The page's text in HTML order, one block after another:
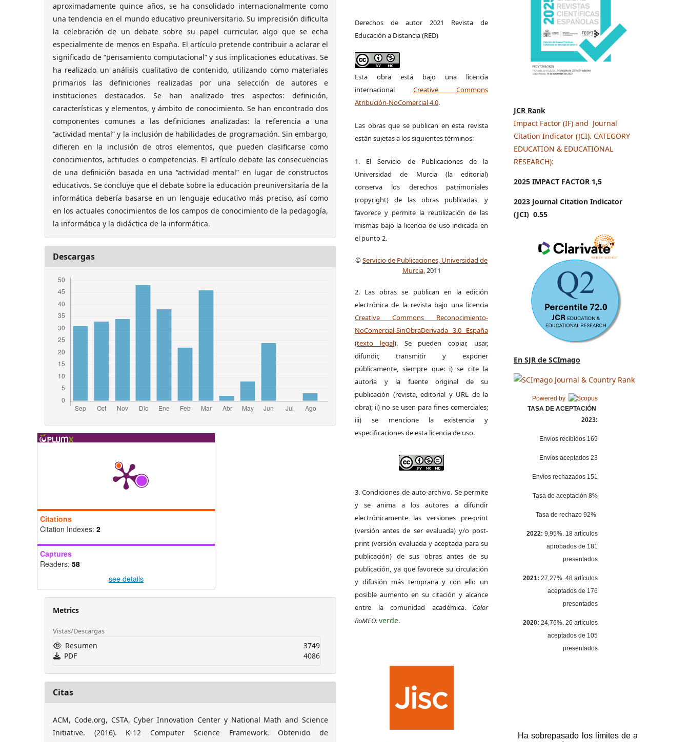
aproximadamente quince años, se ha consolidado internacionalmente como
una tendencia en el mundo educativo preuniversitario. Su imprecisión dificulta
la celebración de un debate sobre su papel curricular, algo que se echa
especialmente de menos en España. El artículo pretende contribuir a aclarar el
significado de “pensamiento computacional” y sus implicaciones educativas. Se
ha realizado un análisis cualitativo de contenido, utilizando como materiales
primarios las definiciones realizadas por una selección de autores e
instituciones destacados. Se han analizado tres aspectos: definición,
características y elementos, y ámbito de conocimiento. Se han encontrado dos
componentes comunes a las definiciones analizadas: la referencia a una
“actividad mental” y la inclusión de habilidades de programación. Sin embargo,
difieren en la inclusión de otros elementos, que pueden clasificarse como
conocimientos, actitudes o competencias. El artículo debate las consecuencias
de una definición basada en una “actividad mental” en lugar de constructos
educativos. Se concluye que el debate sobre la educación preuniversitaria de la
informática debería basarse en un lenguaje educativo más preciso, así como
en los actuales conocimientos de los campos de conocimiento de la pedagogía,
la informática y la didáctica de la informática.
Descargas
Citations
Citation Indexes: 2
Captures
Readers: 58
see details
Metrics
Vistas/Descargas
Resumen
3749
PDF
4086
Citas
ACM, Code.org, CSTA, Cyber Innovation Center y National Math and Science
Initiative. (2016). K-12 Computer Science Framework. Obtenido de
Derechos de autor 2021 Revista de
Educación a Distancia (RED)
Esta obra está bajo una licencia
internacional Creative Commons
Atribución-NoComercial 4.0.
Las obras que se publican en esta revista
están sujetas a los siguientes términos:
1. El Servicio de Publicaciones de la
Universidad de Murcia (la editorial)
conserva los derechos patrimoniales
(copyright) de las obras publicadas, y
favorece y permite la reutilización de las
mismas bajo la licencia de uso indicada en
el punto 2.
©Servicio de Publicaciones, Universidad de
Murcia, 2011
2. Las obras se publican en la edición
electrónica de la revista bajo una licencia
Creative Commons Reconocimiento-
NoComercial-SinObraDerivada 3.0 España
(texto legal). Se pueden copiar, usar,
difundir, transmitir y exponer
públicamente, siempre que: i) se cite la
autoría y la fuente original de su
publicación (revista, editorial y URL de la
obra); ii) no se usen para fines comerciales;
iii) se mencione la existencia y
especificaciones de esta licencia de uso.
3. Condiciones de auto-archivo. Se permite
y se anima a los autores a difundir
electrónicamente las versiones pre-print
(versión antes de ser evaluada) y/o post-
print (versión evaluada y aceptada para su
publicación) de sus obras antes de su
publicación, ya que favorece su circulación
y difusión más temprana y con ello un
posible aumento en su citación y alcance
entre la comunidad académica. Color
RoMEO:verde.
JCR Rank
Impact Factor (IF) and Journal
Citation Indicator (JCI). CATEGORY
EDUCATION & EDUCATIONAL
RESEARCH):
2025 IMPACT FACTOR 1,5
2023 Journal Citation Indicator
(JCI) 0.55
En SJR de SCImago
Powered by
TASA DE ACEPTACIÓN
2023:
Envíos recibidos 169
Envíos aceptados 23
Envíos rechazados 151
Tasa de aceptación 8%
Tasa de rechazo 92%
2022: 9,95%. 18 artículos
aprobados de 181
presentados
2021: 27,27%. 48 artículos
aceptados de 176
presentados
2020: 24,76%. 26 artículos
aceptados de 105
presentados